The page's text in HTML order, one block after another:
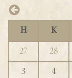
H K
27 28
3
4